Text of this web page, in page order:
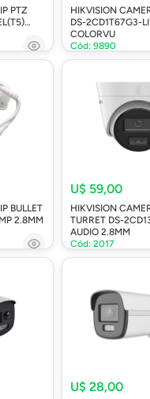
PTZ
HIKVISION
DS-2CD1T67G3-
COLORVU
Cód: 9890
BULLET
2.8MM
U$ 59,00
HIKVISION
TURRET DS-
AUDIO 2.8MM
Cód: 2017
U$ 28,00